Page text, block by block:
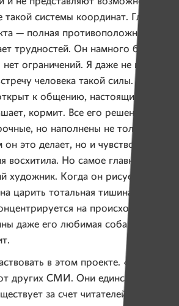
такой системы координат. Главный
— полная противоположность,
трудностей. Он намного больше
ограничений. Я даже не мог
человека такой силы.
к общению, настоящий
кормит. Все его решения
но наполнены не только
это делает, но и чувством. Эта
восхитила. Но самое главное,
художник. Когда он рисует,
царить тотальная тишина,
на происходящем.
даже его любимая собака. Когда
в этом проекте. «Имена»
других СМИ. Они единственные
за счет читателей. Если